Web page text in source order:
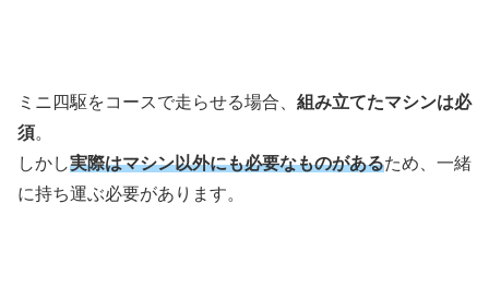
ミニ四駆をコースで走らせる場合、 組み立てたマシンは必
須。
しかし実際はマシン以外にも必要なものがあるため、一緒
に持ち運ぶ必要があります。